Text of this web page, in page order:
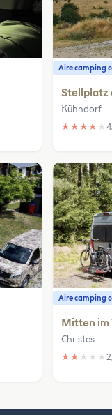
Aire camping
Stellplatz
Kühndorf
★ ★ ★ ★ ★4
Aire camping
Mitten im
Christes
★ ★ ★ ★ ★2